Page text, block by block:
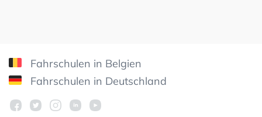
Fahrschulen in Belgien
Fahrschulen in Deutschland